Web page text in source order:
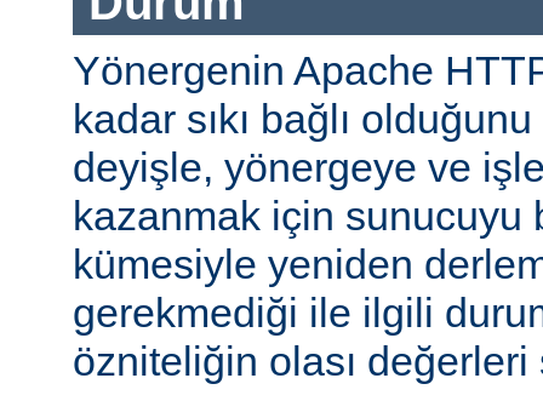
Yönergenin Apache
kadar sıkı bağlı
deyişle, yönergeye ve
kazanmak için sunucuyu
kümesiyle yeniden
gerekmediği ile ilgili
özniteliğin olası değerleri